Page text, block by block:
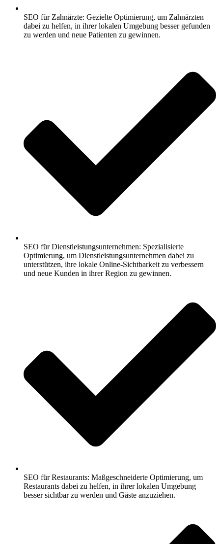
SEO für Zahnärzte: Gezielte Optimierung, um Zahnärzten
dabei zu helfen, in ihrer lokalen Umgebung besser gefunden
zu werden und neue Patienten zu gewinnen.
SEO für Dienstleistungsunternehmen: Spezialisierte
Optimierung, um Dienstleistungsunternehmen dabei zu
unterstützen, ihre lokale Online-Sichtbarkeit zu verbessern
und neue Kunden in ihrer Region zu gewinnen.
SEO für Restaurants: Maßgeschneiderte Optimierung, um
Restaurants dabei zu helfen, in ihrer lokalen Umgebung
besser sichtbar zu werden und Gäste anzuziehen.